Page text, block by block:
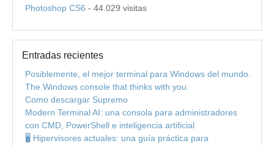
Photoshop CS6 - 44.029 visitas
Entradas recientes
Posiblemente, el mejor terminal para Windows del mundo.
The Windows console that thinks with you.
Como descargar Supremo
Modern Terminal AI: una consola para administradores
con CMD, PowerShell e inteligencia artificial
🖥️ Hipervisores actuales: una guía práctica para